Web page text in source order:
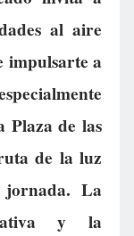
al aire
impulsarte a
Plaza de las
de la luz
La
y la